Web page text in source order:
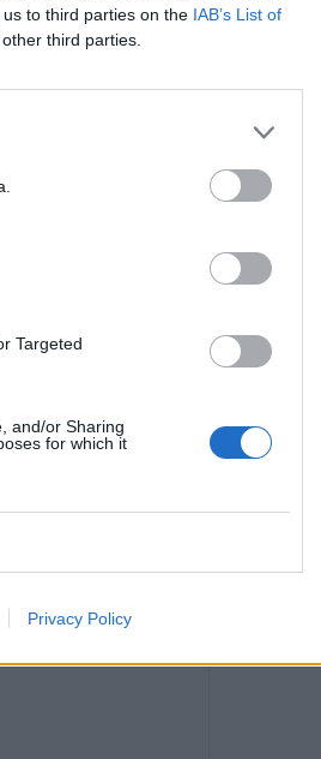
to third parties on the IAB’s List of
third parties.
Targeted
and/or Sharing
for which it
Privacy Policy
τον
για τις
η
Ηλικία
αυτός με
ΟΛΕΣ